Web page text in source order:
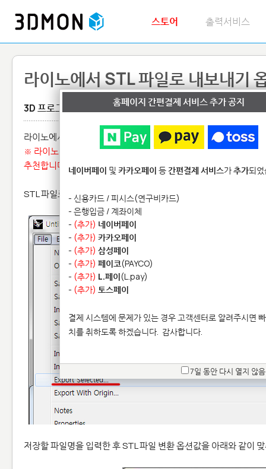
스토어 출력서비스
라이노에서 STL 파일로 내보내기
3D 프로그램
라이노에서 모델링 작업후 3D 프린팅용 파일로 가장 무난한 파일이
※ 라이노 5 버젼에서 STL 파일 변환 시 문제가 있는 경우가 많습
추천합니다.
STL 파일로 내보내기(export)할 모델을 선택하신 후 상단
저장할 파일명을 입력한 후 STL 파일 변환 옵션값을 아래와 같이
홈페이지 간편결제 서비스 추가 공지
네이버페이 및 카카오페이 등간편결제 서비스가추가되
- 신용카드 / 피시스(연구비카드)
- 은행입금 / 계좌이체
- (추가) 네이버페이
- (추가) 카카오페이
- (추가) 삼성페이
- (추가) 페이코(PAYCO)
- (추가) L.페이(L.pay)
- (추가) 토스페이
결제 시스템에 문제가 있는 경우 고객센터로 알려주시면
치를 취하도록 하겠습니다. 감사합니다.
7일 동안 다시 열지 않음